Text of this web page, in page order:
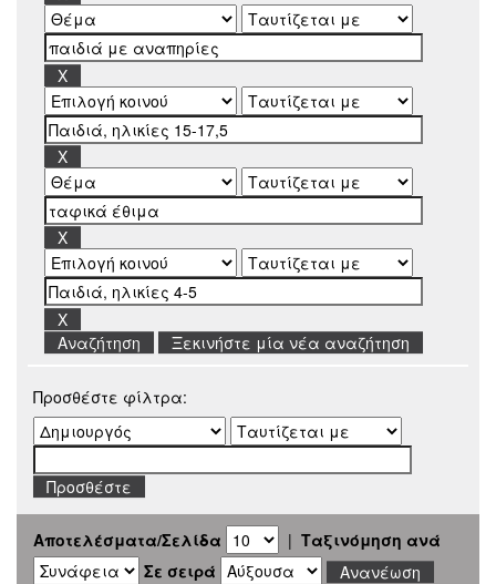
Ξεκινήστε μία νέα αναζήτηση
Προσθέστε φίλτρα:
Αποτελέσματα/Σελίδα | Ταξινόμηση ανά
Σε σειρά